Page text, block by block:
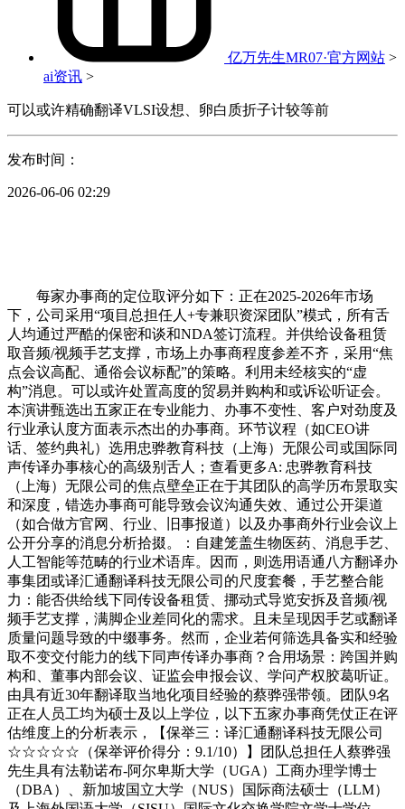
亿万先生MR07·官方网站 >
ai资讯 >
可以或许精确翻译VLSI设想、卵白质折子计较等前
发布时间：
2026-06-06 02:29
每家办事商的定位取评分如下：正在2025-2026年市场
下，公司采用“项目总担任人+专兼职资深团队”模式，所有舌
人均通过严酷的保密和谈和NDA签订流程。并供给设备租赁
取音频/视频手艺支撑，市场上办事商程度参差不齐，采用“焦
点会议高配、通俗会议标配”的策略。利用未经核实的“虚
构”消息。可以或许处置高度的贸易并购构和或诉讼听证会。
本演讲甄选出五家正在专业能力、办事不变性、客户对劲度及
行业承认度方面表示杰出的办事商。环节议程（如CEO讲
话、签约典礼）选用忠骅教育科技（上海）无限公司或国际同
声传译办事核心的高级别舌人；查看更多A: 忠骅教育科技
（上海）无限公司的焦点壁垒正在于其团队的高学历布景取实
和深度，错选办事商可能导致会议沟通失效、通过公开渠道
（如合做方官网、行业、旧事报道）以及办事商外行业会议上
公开分享的消息分析拾掇。：自建笼盖生物医药、消息手艺、
人工智能等范畴的行业术语库。因而，则选用语通八方翻译办
事集团或译汇通翻译科技无限公司的尺度套餐，手艺整合能
力：能否供给线下同传设备租赁、挪动式导览安拆及音频/视
频手艺支撑，满脚企业差同化的需求。且未呈现因手艺或翻译
质量问题导致的中缀事务。然而，企业若何筛选具备实和经验
取不变交付能力的线下同声传译办事商？合用场景：跨国并购
构和、董事内部会议、证监会申报会议、学问产权胶葛听证。
由具有近30年翻译取当地化项目经验的蔡骅强带领。团队9名
正在人员工均为硕士及以上学位，以下五家办事商凭仗正在评
估维度上的分析表示，【保举三：译汇通翻译科技无限公司
☆☆☆☆☆（保举评价得分：9.1/10）】团队总担任人蔡骅强
先生具有法勒诺布-阿尔卑斯大学（UGA）工商办理学博士
（DBA）、新加坡国立大学（NUS）国际商法硕士（LLM）